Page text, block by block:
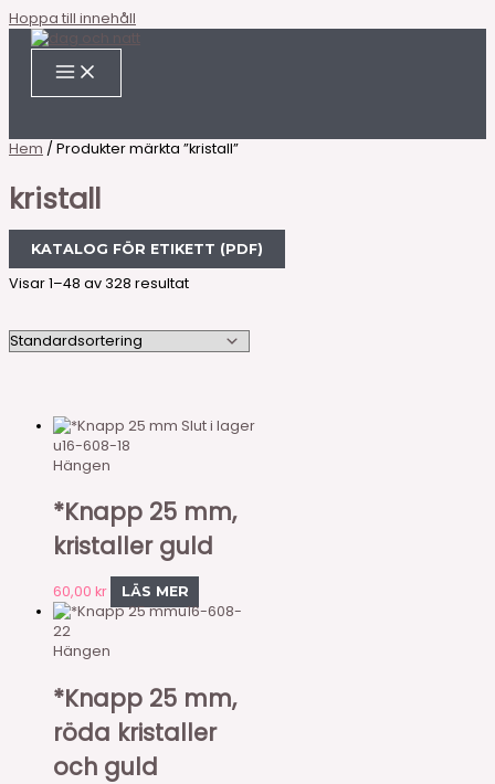
Hoppa till innehåll
Hem / Produkter märkta ”kristall”
kristall
KATALOG FÖR ETIKETT (PDF)
Visar 1–48 av 328 resultat
Slut i lager
u16-608-18
Hängen
*Knapp 25 mm,
kristaller guld
60,00 kr LÄS MER
u16-608-
22
Hängen
*Knapp 25 mm,
röda kristaller
och guld